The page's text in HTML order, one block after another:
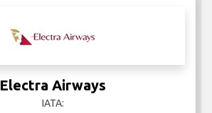
Electra Airways
IATA: